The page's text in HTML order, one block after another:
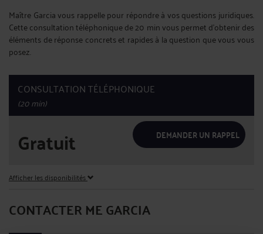
Maître Garcia vous rappelle pour répondre à vos questions juridiques.
Cette consultation téléphonique de 20 min vous permet d'obtenir des
éléments de réponse concrets et rapides à la question que vous vous
posez.
CONSULTATION TÉLÉPHONIQUE
(20 min)
Gratuit DEMANDER UN RAPPEL
Afficher les disponibilités
CONTACTER ME GARCIA